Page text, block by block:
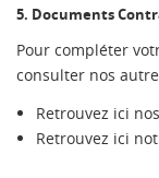
5. Documents
Pour compléter
consulter nos
Retrouvez ici nos
Retrouvez ici